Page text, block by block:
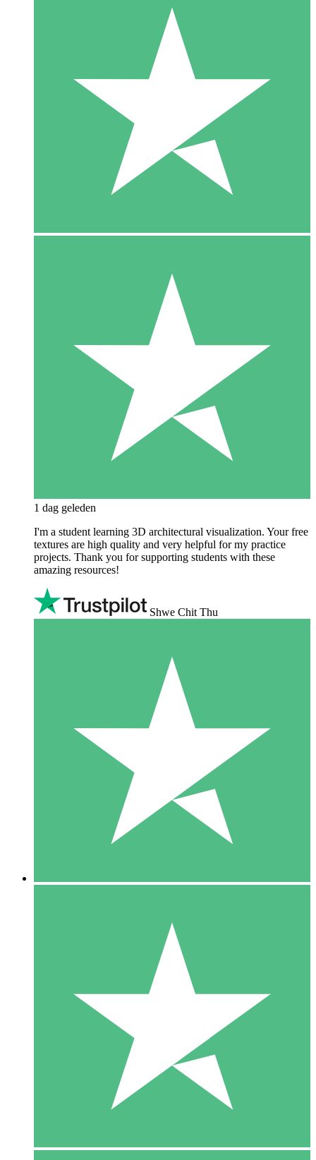
1 dag geleden
I'm a student learning 3D architectural visualization. Your free
textures are high quality and very helpful for my practice
projects. Thank you for supporting students with these
amazing resources!
Shwe Chit Thu